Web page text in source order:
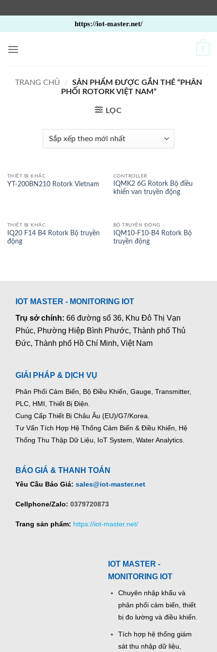
qua
nội
https://iot-master.net/
0
TRANG CHỦ /
SẢN PHẨM ĐƯỢC GẮN THẺ “PHÂN
PHỐI ROTORK VIỆT NAM”
LỌC
THIẾT BỊ KHÁC
YT-200BN210 Rotork Vietnam
CONTROLLER
IQMK2 6G Rotork Bộ điều
khiển van truyền động
THIẾT BỊ KHÁC
IQ20 F14 B4 Rotork Bộ truyền
động
BỘ TRUYỀN ĐỘNG
IQM10-F10-B4 Rotork Bộ
truyền động
IOT MASTER - MONITORING IOT
Trụ sở chính:66 đường số 36, Khu Đô Thị Vạn
Phúc, Phường Hiệp Bình Phước, Thành phố Thủ
Đức, Thành phố Hồ Chí Minh, Việt Nam
GIẢI PHÁP & DỊCH VỤ
Phân Phối Cảm Biến, Bộ Điều Khiển, Gauge, Transmitter,
PLC, HMI, Thiết Bị Điện.
Cung Cấp Thiết Bị Châu Âu (EU)/G7/Korea.
Tư Vấn Tích Hợp Hệ Thống Cảm Biến & Điều Khiển, Hệ
Thống Thu Thập Dữ Liệu, IoT System, Water Analytics.
BÁO GIÁ & THANH TOÁN
Yêu Cầu Báo Giá: sales@iot-master.net
Cellphone/Zalo: 0379720873
Trang sản phẩm: https://iot-master.net/
IOT MASTER -
MONITORING IOT
Chuyên nhập khẩu và
phân phối cảm biến, thiết
bị đo lường và điều khiển.
Tích hợp hệ thống giám
sát thu nhập dữ liệu,